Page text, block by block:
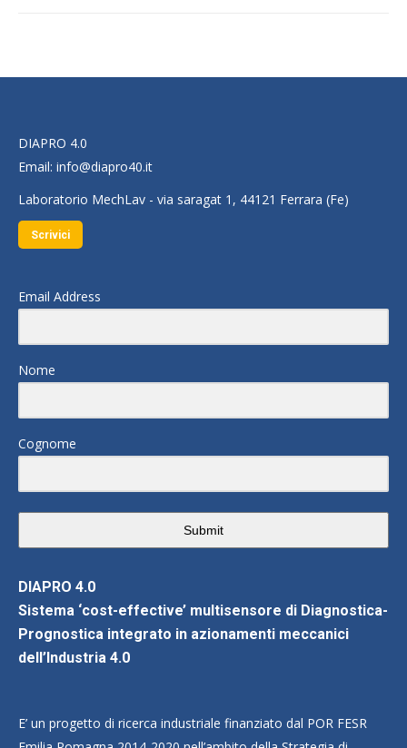
DIAPRO 4.0
Email: info@diapro40.it
Laboratorio MechLav - via saragat 1, 44121 Ferrara (Fe)
Scrivici
Email Address
Nome
Cognome
Submit
DIAPRO 4.0
Sistema ‘cost-effective’ multisensore di Diagnostica-
Prognostica integrato in azionamenti meccanici
dell’Industria 4.0
E’ un progetto di ricerca industriale finanziato dal POR FESR